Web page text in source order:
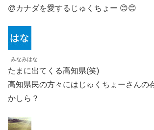
@カナダを愛するじゅくちょー 😊😊
みなみはな
たまに出てくる高知県(笑)
高知県民の方々にはじゅくちょーさんの
かしら？